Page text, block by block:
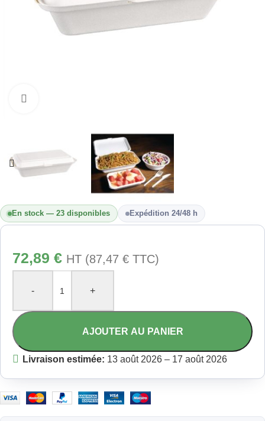
En stock — 23 disponibles Expédition 24/48 h
72,89 € HT (87,47 € TTC)
- +
AJOUTER AU PANIER
Livraison estimée: 13 août 2026 – 17 août 2026